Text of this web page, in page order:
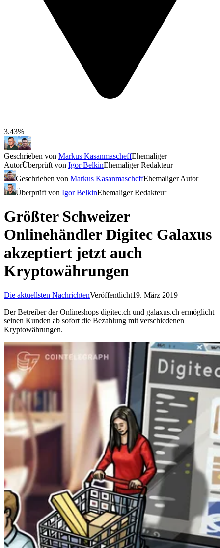
3.43%
Geschrieben von Markus KasanmascheffEhemaliger
AutorÜberprüft von Igor BelkinEhemaliger Redakteur
Geschrieben von Markus KasanmascheffEhemaliger Autor
Überprüft von Igor BelkinEhemaliger Redakteur
Größter Schweizer
Onlinehändler Digitec Galaxus
akzeptiert jetzt auch
Kryptowährungen
Die aktuellsten NachrichtenVeröffentlicht19. März 2019
Der Betreiber der Onlineshops digitec.ch und galaxus.ch ermöglicht
seinen Kunden ab sofort die Bezahlung mit verschiedenen
Kryptowährungen.